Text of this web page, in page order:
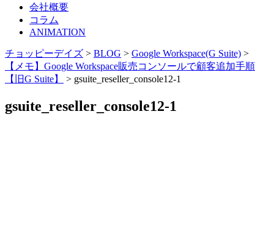
会社概要
コラム
ANIMATION
チョッピーデイズ > BLOG > Google Workspace(G Suite) >
【メモ】Google Workspace販売コンソールで顧客追加手順
【旧G Suite】
> gsuite_reseller_console12-1
gsuite_reseller_console12-1